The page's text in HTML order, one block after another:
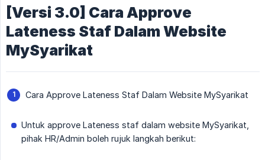
[Versi 3.0] Cara Approve
Lateness Staf Dalam Website
MySyarikat
Cara Approve Lateness Staf Dalam Website MySyarikat
Untuk approve Lateness staf dalam website MySyarikat,
pihak HR/Admin boleh rujuk langkah berikut: